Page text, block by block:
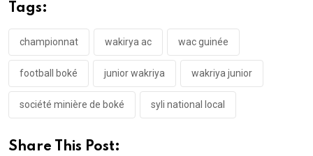
Tags:
championnat wakirya ac wac guinée
football boké junior wakriya wakriya junior
société minière de boké syli national local
Share This Post: